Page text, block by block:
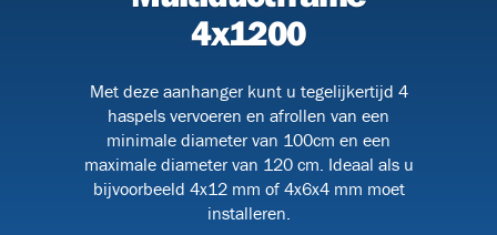
4x1200
Met deze aanhanger kunt u tegelijkertijd 4
haspels vervoeren en afrollen van een
minimale diameter van 100cm en een
maximale diameter van 120 cm. Ideaal als u
bijvoorbeeld 4x12 mm of 4x6x4 mm moet
installeren.